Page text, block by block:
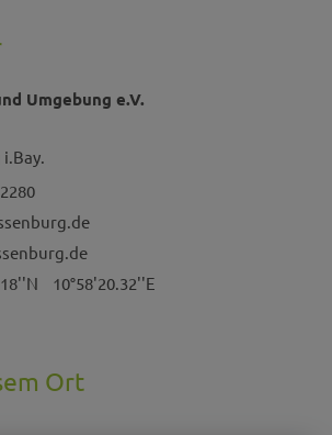
Umgebung e.V.
10°58'20.32''E
Ort